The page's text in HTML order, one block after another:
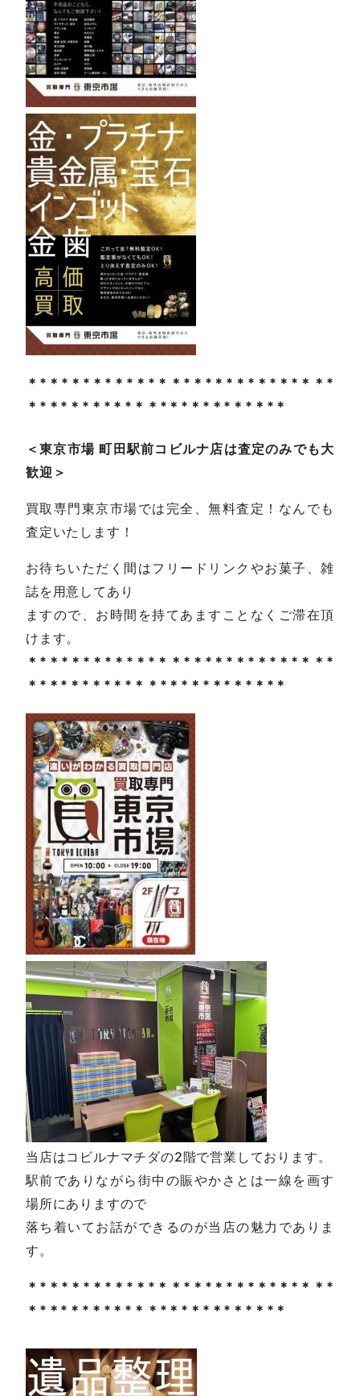
＊*＊*＊*＊*＊*＊*＊＊*＊*＊*＊*＊*＊*＊＊*
＊*＊*＊*＊*＊*＊＊*＊*＊*＊*＊*＊*＊
＜東京市場 町田駅前コビルナ店は査定のみでも大
歓迎＞
買取専門東京市場では完全、無料査定！なんでも
査定いたします！
お待ちいただく間はフリードリンクやお菓子、雑
誌を用意してあり
ますので、お時間を持てあますことなくご滞在頂
けます。
＊*＊*＊*＊*＊*＊*＊＊*＊*＊*＊*＊*＊*＊＊*
＊*＊*＊*＊*＊*＊＊*＊*＊*＊*＊*＊*＊
当店はコビルナマチダの2階で営業しております。
駅前でありながら街中の賑やかさとは一線を画す
場所にありますので
落ち着いてお話ができるのが当店の魅力でありま
す。
＊*＊*＊*＊*＊*＊*＊＊*＊*＊*＊*＊*＊*＊＊*
＊*＊*＊*＊*＊*＊＊*＊*＊*＊*＊*＊*＊